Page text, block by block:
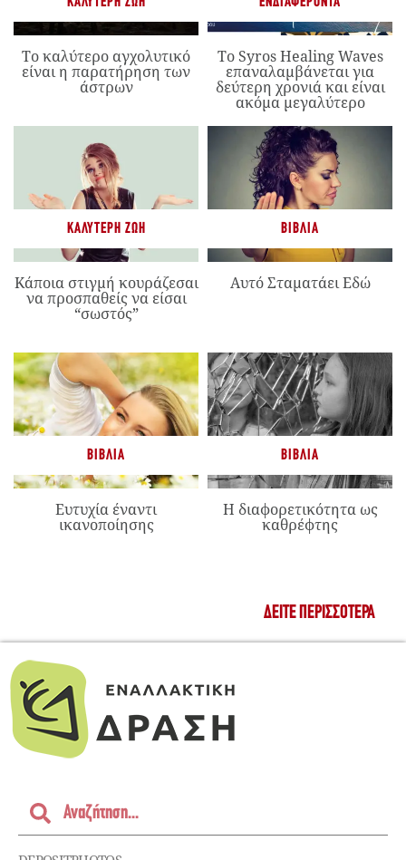
Το καλύτερο αγχολυτικό
είναι η παρατήρηση των
άστρων
Το Syros Healing Waves
επαναλαμβάνεται για
δεύτερη χρονιά και είναι
ακόμα μεγαλύτερο
ΚΑΛΎΤΕΡΗ ΖΩΉ
Κάποια στιγμή κουράζεσαι
να προσπαθείς να είσαι
“σωστός”
ΒΙΒΛΊΑ
Αυτό Σταματάει Εδώ
ΒΙΒΛΊΑ
Ευτυχία έναντι
ικανοποίησης
ΒΙΒΛΊΑ
Η διαφορετικότητα ως
καθρέφτης
ΔΕΊΤΕ ΠΕΡΙΣΣΌΤΕΡΑ